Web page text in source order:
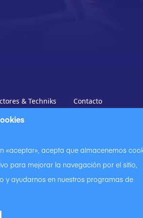
«aceptar», acepta que almacenemos
para mejorar la navegación por el sitio,
y ayudarnos en nuestros programas de
& Techniks Contacto